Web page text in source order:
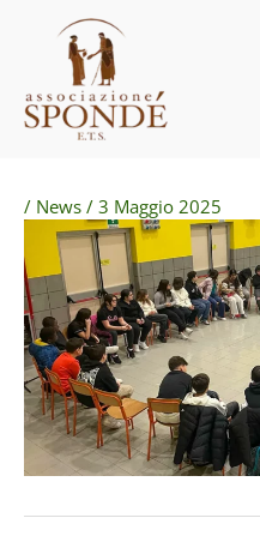
contenuto
/ News / 3 Maggio 2025